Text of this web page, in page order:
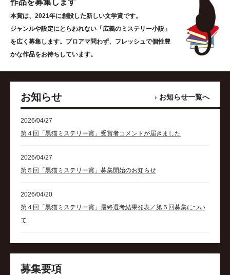
本賞は、2021年に創設した新しい文学賞です。
ジャンルや設定にとらわれない「広義のミステリー小説」
を広く募集します。プロアマ問わず、フレッシュで個性豊
かな作品をお待ちしています。
お知らせ › お知らせ一覧へ
2026/04/27
第４回「黒猫ミステリー賞」受賞者コメントが届きました
2026/04/27
第５回「黒猫ミステリー賞」募集開始のお知らせ
2026/04/20
第４回「黒猫ミステリー賞」最終選考結果発表／第５回募集につい
て
募集要項